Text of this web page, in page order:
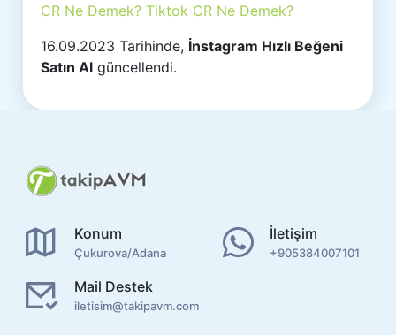
CR Ne Demek? Tiktok CR Ne Demek?
16.09.2023 Tarihinde, İnstagram Hızlı Beğeni
Satın Al güncellendi.
Konum
Çukurova/Adana
İletişim
+905384007101
Mail Destek
iletisim@takipavm.com